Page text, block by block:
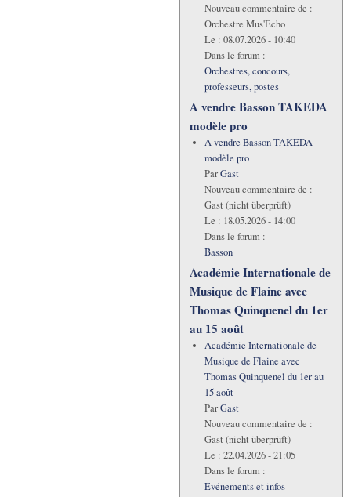
Nouveau commentaire de :
Orchestre Mus'Echo
Le : 08.07.2026 - 10:40
Dans le forum :
Orchestres, concours,
professeurs, postes
A vendre Basson TAKEDA
modèle pro
A vendre Basson TAKEDA
modèle pro
ParGast
Nouveau commentaire de :
Gast (nicht überprüft)
Le : 18.05.2026 - 14:00
Dans le forum :
Basson
Académie Internationale de
Musique de Flaine avec
Thomas Quinquenel du 1er
au 15 août
Académie Internationale de
Musique de Flaine avec
Thomas Quinquenel du 1er au
15 août
ParGast
Nouveau commentaire de :
Gast (nicht überprüft)
Le : 22.04.2026 - 21:05
Dans le forum :
Evénements et infos